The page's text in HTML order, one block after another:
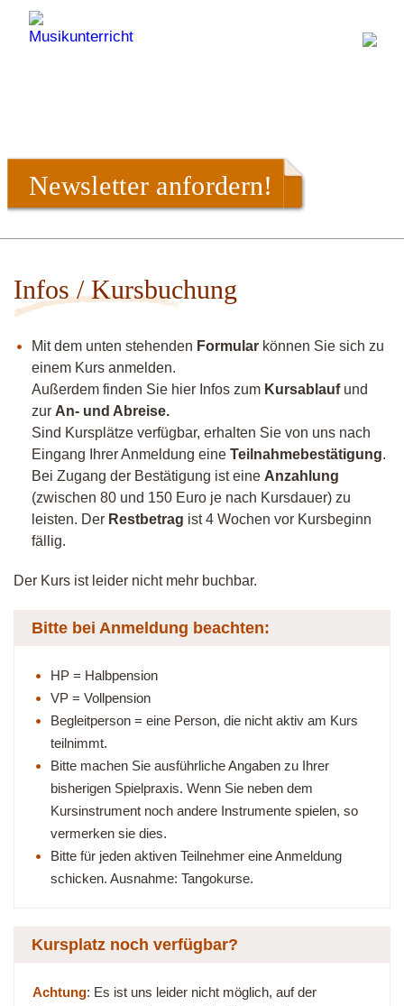
Newsletter anfordern!
Infos / Kursbuchung
Mit dem unten stehenden Formular können Sie sich zu
einem Kurs anmelden.
Außerdem finden Sie hier Infos zum Kursablaufund
zur An- und Abreise.
Sind Kursplätze verfügbar, erhalten Sie von uns nach
Eingang Ihrer Anmeldung eine Teilnahmebestätigung.
Bei Zugang der Bestätigung ist eine Anzahlung
(zwischen 80 und 150 Euro je nach Kursdauer) zu
leisten. Der Restbetrag ist 4 Wochen vor Kursbeginn
fällig.
Der Kurs ist leider nicht mehr buchbar.
Bitte bei Anmeldung beachten:
HP = Halbpension
VP = Vollpension
Begleitperson = eine Person, die nicht aktiv am Kurs
teilnimmt.
Bitte machen Sie ausführliche Angaben zu Ihrer
bisherigen Spielpraxis. Wenn Sie neben dem
Kursinstrument noch andere Instrumente spielen, so
vermerken sie dies.
Bitte für jeden aktiven Teilnehmer eine Anmeldung
schicken. Ausnahme: Tangokurse.
Kursplatz noch verfügbar?
Achtung: Es ist uns leider nicht möglich, auf der